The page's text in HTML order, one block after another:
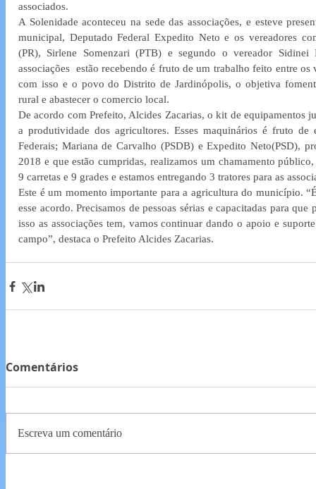
associados.
A Solenidade aconteceu na sede das associações, e esteve
municipal, Deputado Federal Expedito Neto e os vereadores
(PR), Sirlene Somenzari (PTB) e segundo o vereador
associações  estão recebendo é fruto de um trabalho feito entre
com isso e o povo do Distrito de Jardinópolis, o objetiva
rural e abastecer o comercio local.
De acordo com Prefeito, Alcides Zacarias, o kit de equipamentos
a produtividade dos agricultores. Esses maquinários é fruto de
Federais; Mariana de Carvalho (PSDB) e Expedito Neto(PSD),
2018 e que estão cumpridas, realizamos um chamamento
9 carretas e 9 grades e estamos entregando 3 tratores para as
Este é um momento importante para a agricultura do município.
esse acordo. Precisamos de pessoas sérias e capacitadas para
isso as associações tem, vamos continuar dando o apoio e
campo”, destaca o Prefeito Alcides Zacarias.
Comentários
Escreva um comentário